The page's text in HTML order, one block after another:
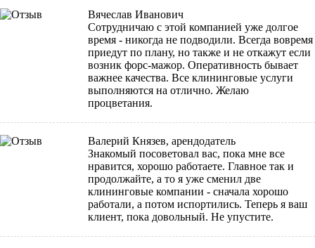
Вячеслав Иванович
Сотрудничаю с этой компанией уже долгое
время - никогда не подводили. Всегда вовремя
приедут по плану, но также и не откажут если
возник форс-мажор. Оперативность бывает
важнее качества. Все клининговые услуги
выполняются на отлично. Желаю
процветания.
Валерий Князев, арендодатель
Знакомый посоветовал вас, пока мне все
нравится, хорошо работаете. Главное так и
продолжайте, а то я уже сменил две
клининговые компании - сначала хорошо
работали, а потом испортились. Теперь я ваш
клиент, пока довольный. Не упустите.